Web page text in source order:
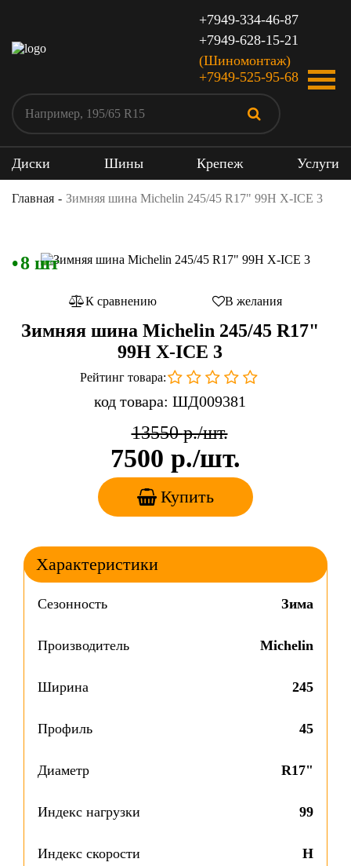
+7949-334-46-87
+7949-628-15-21
(Шиномонтаж)
+7949-525-95-68
Диски Шины Крепеж Услуги
Главная Зимняя шина Michelin 245/45 R17" 99H X-ICE 3
8 шт
К сравнению В желания
Зимняя шина Michelin 245/45 R17"
99H X-ICE 3
Рейтинг товара:
код товара: ШД009381
13550р./шт.
7500 р./шт.
Купить
Характеристики
Сезонность Зима
Производитель Michelin
Ширина 245
Профиль 45
Диаметр R17"
Индекс нагрузки 99
Индекс скорости H